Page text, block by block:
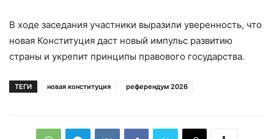
В ходе заседания участники выразили уверенность, что
новая Конституция даст новый импульс развитию
страны и укрепит принципы правового государства.
ТЕГИ новая конституция референдум 2026